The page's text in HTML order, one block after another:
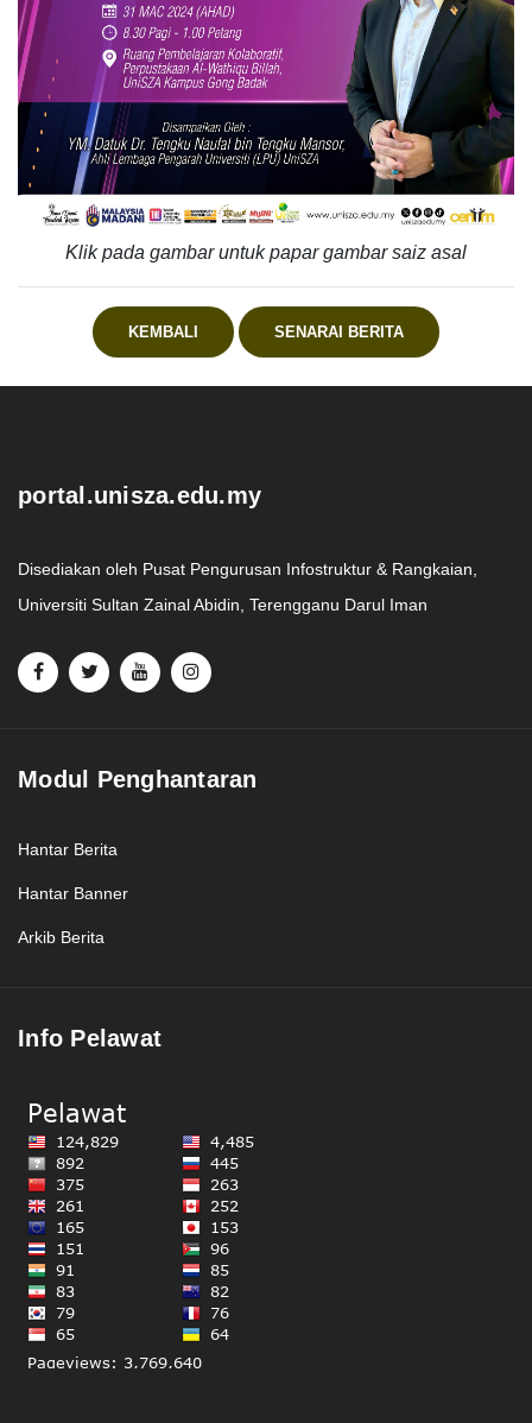
Klik pada gambar untuk papar gambar saiz asal
KEMBALI SENARAI BERITA
portal.unisza.edu.my
Disediakan oleh Pusat Pengurusan Infostruktur & Rangkaian,
Universiti Sultan Zainal Abidin, Terengganu Darul Iman
Modul Penghantaran
Hantar Berita
Hantar Banner
Arkib Berita
Info Pelawat